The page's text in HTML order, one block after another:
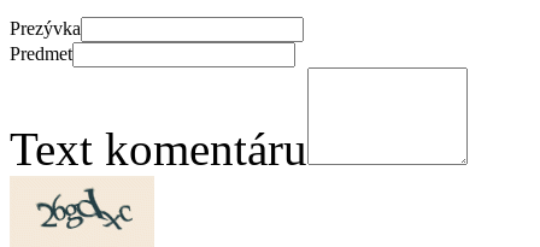
Prezývka
Predmet
Text komentáru